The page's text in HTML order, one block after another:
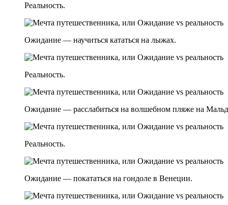
Реальность.
Ожидание — научиться кататься на лыжах.
Реальность.
Ожидание — расслабиться на волшебном пляже на
Реальность.
Ожидание — покататься на гондоле в Венеции.